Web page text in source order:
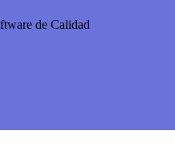
de Calidad